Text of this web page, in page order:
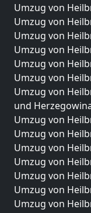
Umzug von
Umzug von
Umzug von
Umzug von
Umzug von
Umzug von
Umzug von
und
Umzug von
Umzug von
Umzug von
Umzug von
Umzug von
Umzug von
Umzug von